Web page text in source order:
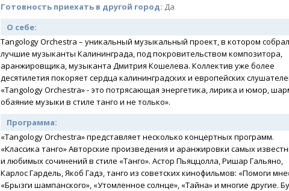
Готовность приехать в другой город: Да
О себе:
Tangology Orchestra – уникальный музыкальный проект, в котором
лучшие музыканты Калининграда, под покровительством композитора,
аранжировщика, музыканта Дмитрия Кошелева. Коллектив уже более
десятилетия покоряет сердца калининградских и европейских
«Tangology Orchestra» - это потрясающая энергетика, лирика и юмор,
обаяние музыки в стиле танго и не только».
Программа:
«Tangology Orchestra» представляет несколько концертных программ.
«Классика танго» Авторские произведения и аранжировки самых
и любимых сочинений в стиле «Танго». Астор Пьяццолла, Ришар Гальяно,
Карлос Гардель, Якоб Гадэ, танго из советских кинофильмов: «Помоги
«Брызги шампанского», «Утомленное солнце», «Тайна» и многие другие.